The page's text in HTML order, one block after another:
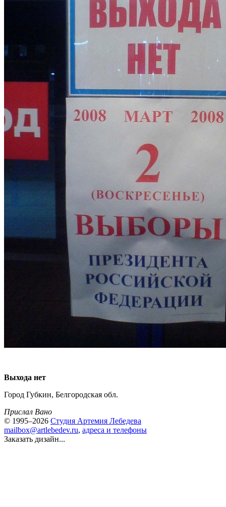
Выхода нет
Город Губкин, Белгородская обл.
Прислал Вано
© 1995–2026 Студия Артемия Лебедева
mailbox@artlebedev.ru, адреса и телефоны
Заказать дизайн...